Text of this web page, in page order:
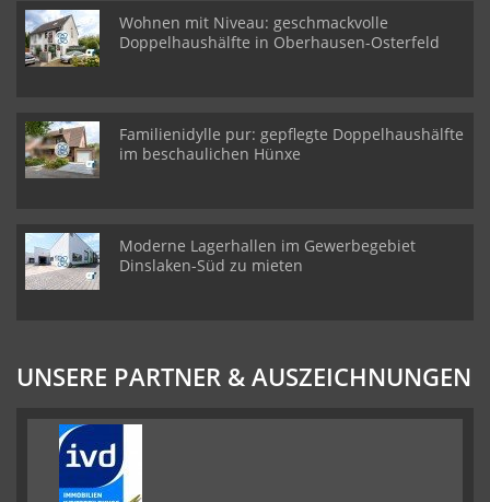
Wohnen mit Niveau: geschmackvolle
Doppelhaushälfte in Oberhausen-Osterfeld
Familienidylle pur: gepflegte Doppelhaushälfte
im beschaulichen Hünxe
Moderne Lagerhallen im Gewerbegebiet
Dinslaken-Süd zu mieten
UNSERE PARTNER & AUSZEICHNUNGEN